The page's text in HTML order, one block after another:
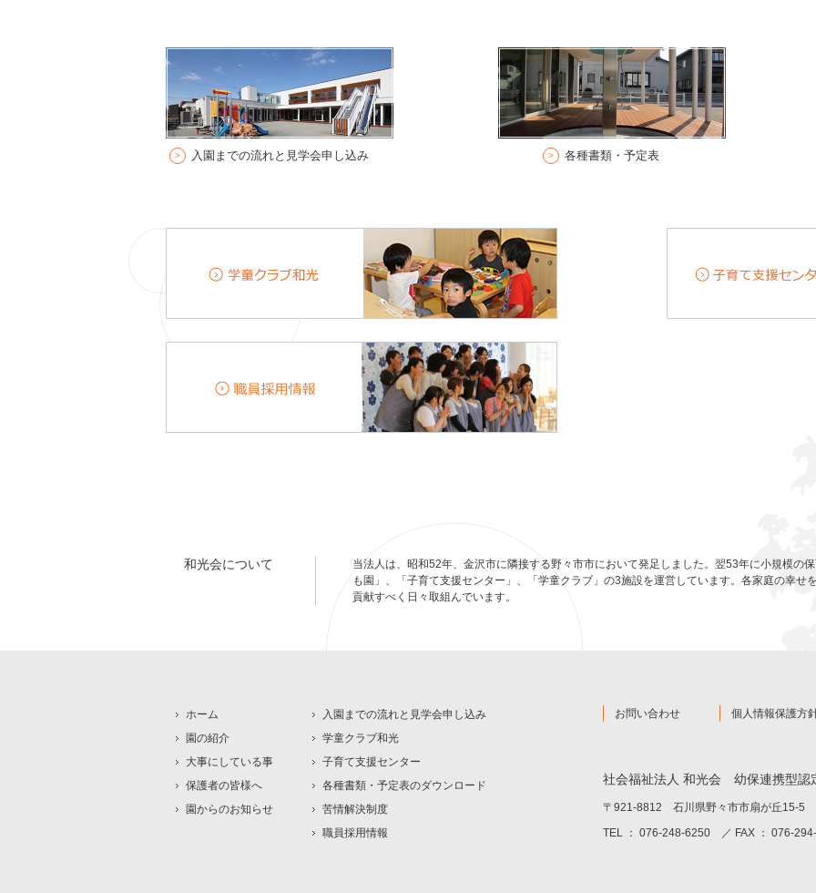
入園までの流れと見学会申し込み 各種書類・予定表
和光会について
当法人は、昭和52年、金沢市に隣接する野々市市において発足しました。翌53年に小規模の
も園」、「子育て支援センター」、「学童クラブ」の3施設を運営しています。各家庭の幸せ
貢献すべく日々取組んでいます。
ホーム
園の紹介
大事にしている事
保護者の皆様へ
園からのお知らせ
入園までの流れと見学会申し込み
学童クラブ和光
子育て支援センター
各種書類・予定表のダウンロード
苦情解決制度
職員採用情報
お問い合わせ 個人情報保護方
社会福祉法人 和光会 幼保連携型認
〒921-8812 石川県野々市市扇が丘15-5
TEL ： 076-248-6250 ／ FAX ： 076-